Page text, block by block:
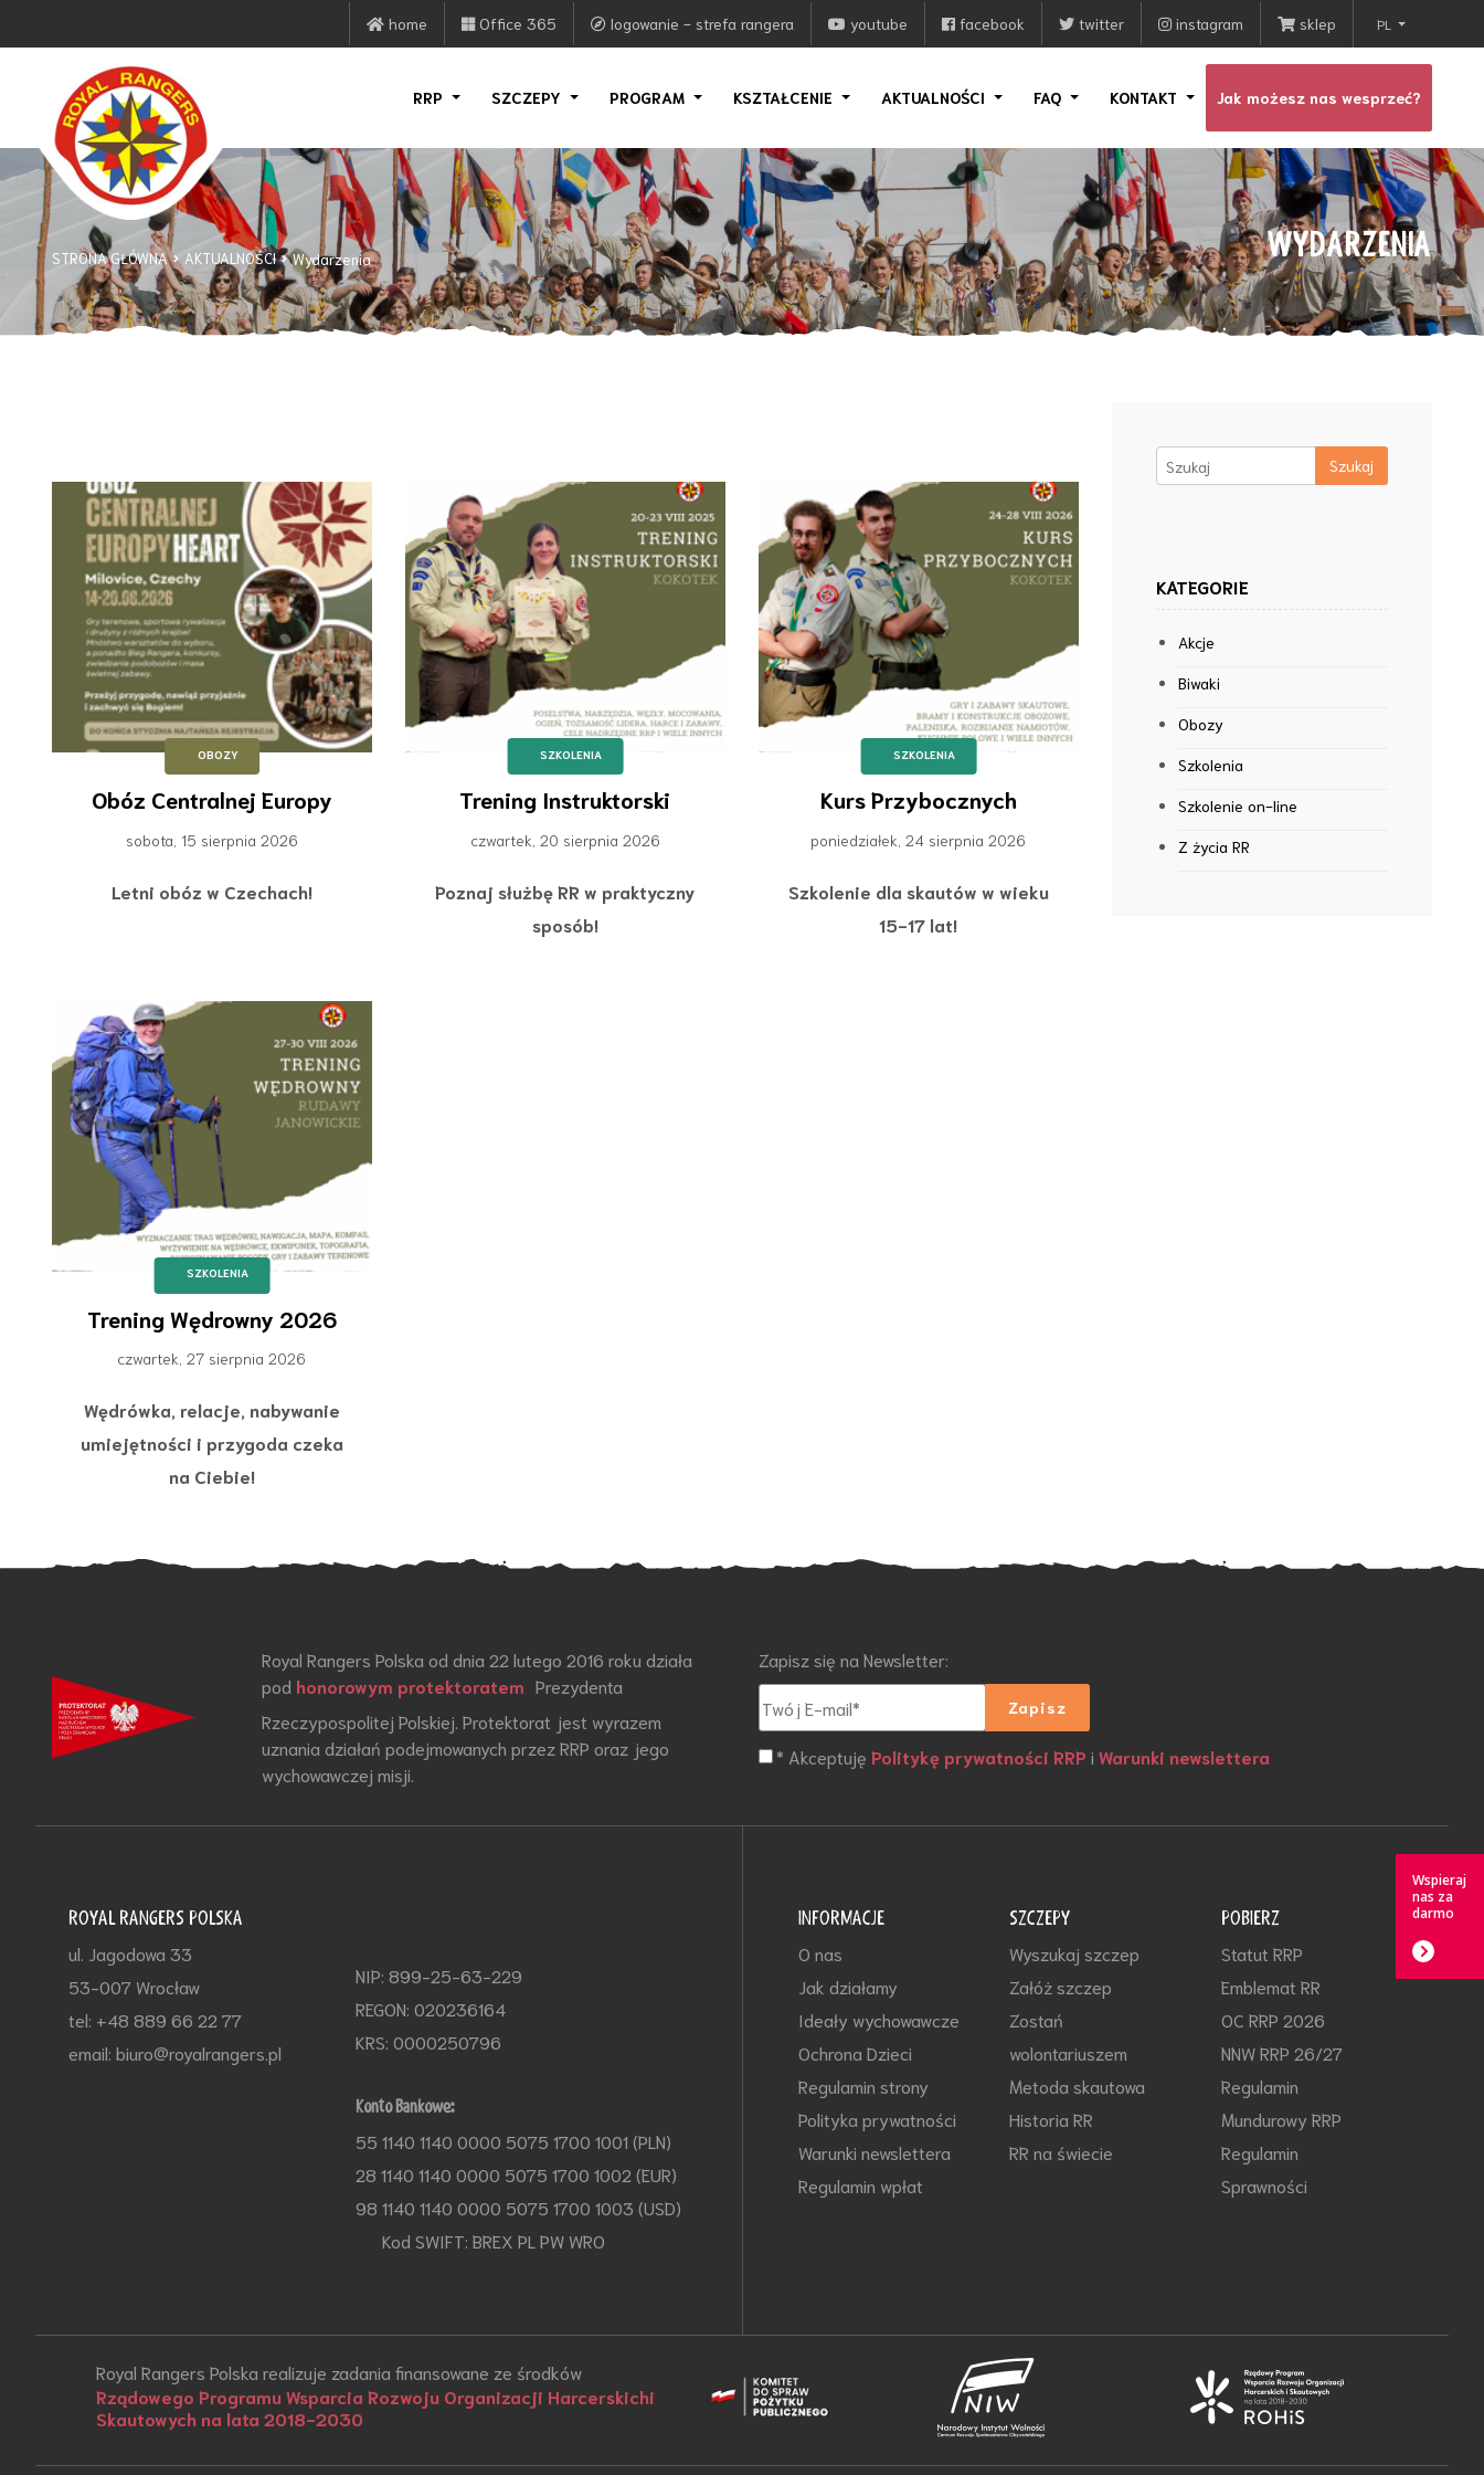
home Office 365 logowanie - strefa rangera youtube facebook twitter instagram sklep PL
RRP SZCZEPY PROGRAM KSZTAŁCENIE AKTUALNOŚCI FAQ KONTAKT Jak możesz nas wesprzeć?
AKTUALNOŚCI
STRONA GŁÓWNA Wydarzenia WYDARZENIA
OBOZY
Obóz Centralnej Europy
sobota, 15 sierpnia 2026
Letni obóz w Czechach!
SZKOLENIA
Trening Instruktorski
czwartek, 20 sierpnia 2026
Poznaj służbę RR w praktyczny
sposób!
SZKOLENIA
Kurs Przybocznych
poniedziałek, 24 sierpnia 2026
Szkolenie dla skautów w wieku
15-17 lat!
SZKOLENIA
Trening Wędrowny 2026
czwartek, 27 sierpnia 2026
Wędrówka, relacje, nabywanie
umiejętności i przygoda czeka
na Ciebie!
KATEGORIE
Akcje
Biwaki
Obozy
Szkolenia
Szkolenie on-line
Z życia RR
Royal Rangers Polska od dnia 22 lutego 2016 roku działa
pod honorowym protektoratem Prezydenta
Rzeczypospolitej Polskiej. Protektorat jest wyrazem
uznania działań podejmowanych przez RRP oraz jego
wychowawczej misji.
Zapisz się na Newsletter:
* AkceptujęPolitykę prywatności RRP iWarunki newslettera
ROYAL RANGERS POLSKA
ul. Jagodowa 33
53-007 Wrocław
tel: +48 889 66 22 77
email: biuro@royalrangers.pl
NIP: 899-25-63-229
REGON: 020236164
KRS: 0000250796
Konto Bankowe:
55 1140 1140 0000 5075 1700 1001 (PLN)
28 1140 1140 0000 5075 1700 1002 (EUR)
98 1140 1140 0000 5075 1700 1003 (USD)
Kod SWIFT: BREX PL PW WRO
INFORMACJE
O nas
Jak działamy
Ideały wychowawcze
Ochrona Dzieci
Regulamin strony
Polityka prywatności
Warunki newslettera
Regulamin wpłat
SZCZEPY
Wyszukaj szczep
Załóż szczep
Zostań
wolontariuszem
Metoda skautowa
Historia RR
RR na świecie
POBIERZ
Statut RRP
Emblemat RR
OC RRP 2026
NNW RRP 26/27
Regulamin
Mundurowy RRP
Regulamin
Sprawności
Royal Rangers Polska realizuje zadania finansowane ze środków
Rządowego Programu Wsparcia Rozwoju Organizacji Harcerskichi
Skautowych na lata 2018-2030
Wspieraj
nas za
darmo